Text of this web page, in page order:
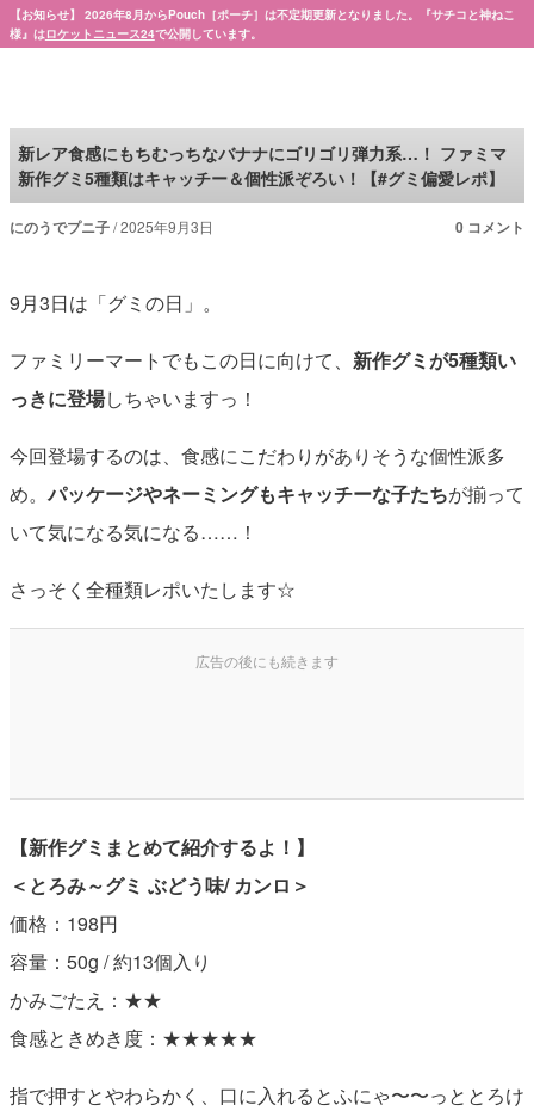
【お知らせ】 2026年8月からPouch［ポーチ］は不定期更新となりました。『サチコと神ねこ
様』はロケットニュース24で公開しています。
新レア食感にもちむっちなバナナにゴリゴリ弾力系…！ ファミマ
新作グミ5種類はキャッチー＆個性派ぞろい！【#グミ偏愛レポ】
にのうでプニ子 2025年9月3日 0 コメント
9月3日は「グミの日」。
ファミリーマートでもこの日に向けて、 新作グミが5種類い
っきに登場しちゃいますっ！
今回登場するのは、食感にこだわりがありそうな個性派多
め。パッケージやネーミングもキャッチーな子たちが揃って
いて気になる気になる……！
さっそく全種類レポいたします☆
【新作グミまとめて紹介するよ！】
＜とろみ～グミ ぶどう味/ カンロ＞
価格：198円
容量：50g / 約13個入り
かみごたえ：★★
食感ときめき度：★★★★★
指で押すとやわらかく、口に入れるとふにゃ〜〜っととろけ